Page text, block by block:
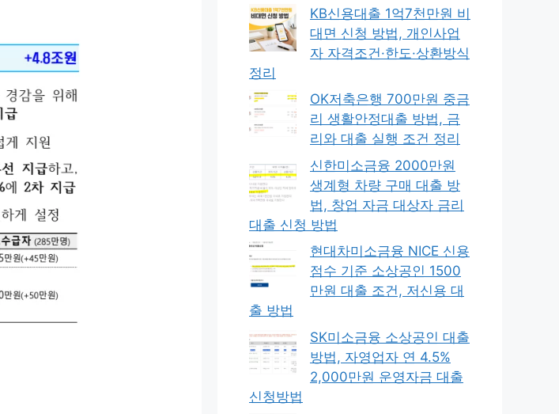
KB신용대출 1억7천만원 비
대면 신청 방법, 개인사업
자 자격조건·한도·상환방식
정리
OK저축은행 700만원 중금
리 생활안정대출 방법, 금
리와 대출 실행 조건 정리
신한미소금융 2000만원
생계형 차량 구매 대출 방
법, 창업 자금 대상자 금리
대출 신청 방법
현대차미소금융 NICE 신용
점수 기준 소상공인 1500
만원 대출 조건, 저신용 대
출 방법
SK미소금융 소상공인 대출
방법, 자영업자 연 4.5%
2,000만원 운영자금 대출
신청방법